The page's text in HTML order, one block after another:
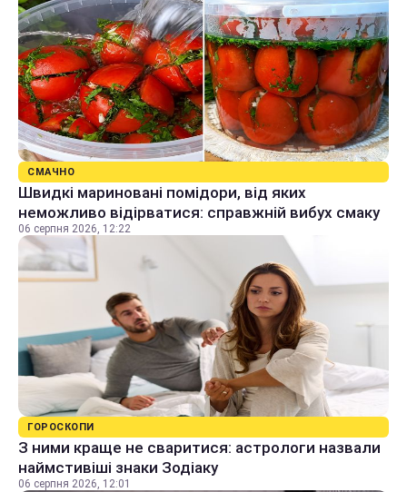
СМАЧНО
Швидкі мариновані помідори, від яких
неможливо відірватися: справжній вибух смаку
06 серпня 2026, 12:22
ГОРОСКОПИ
З ними краще не сваритися: астрологи назвали
наймстивіші знаки Зодіаку
06 серпня 2026, 12:01